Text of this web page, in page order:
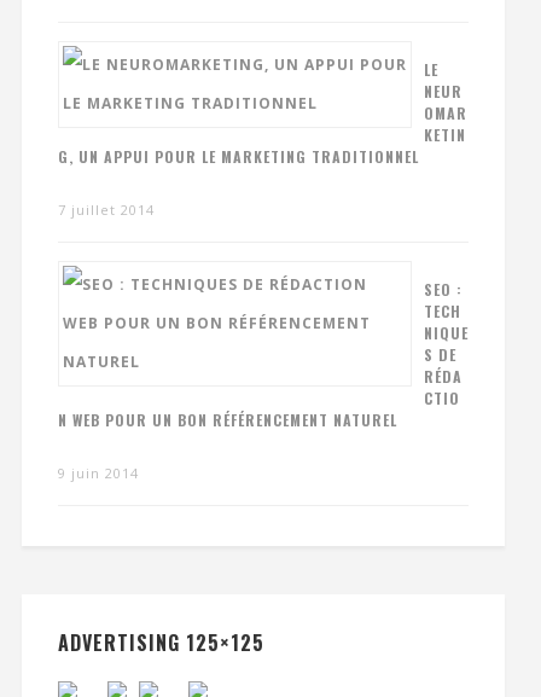
LE
NEUR
OMAR
KETIN
G, UN APPUI POUR LE MARKETING TRADITIONNEL
7 juillet 2014
SEO :
TECH
NIQUE
S DE
RÉDA
CTIO
N WEB POUR UN BON RÉFÉRENCEMENT NATUREL
9 juin 2014
ADVERTISING 125×125